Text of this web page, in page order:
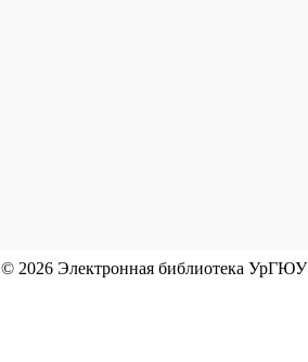
© 2026 Электронная библиотека УрГЮУ